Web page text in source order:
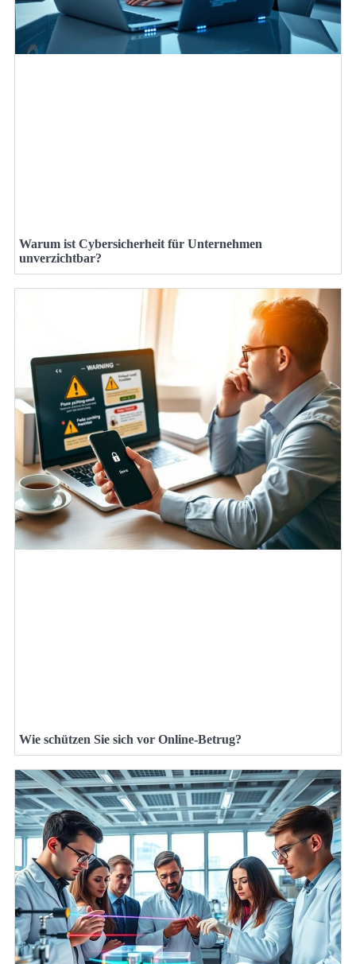
Warum ist Cybersicherheit für Unternehmen
unverzichtbar?
Wie schützen Sie sich vor Online-Betrug?